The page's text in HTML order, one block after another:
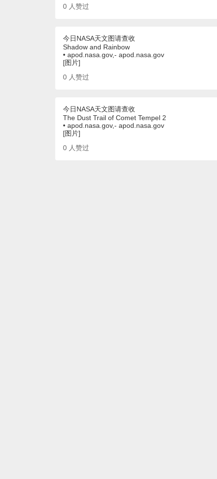
0 人赞过
今日NASA天文图请查收
Shadow and Rainbow
• apod.nasa.gov,- apod.nasa.gov
[图片]
0 人赞过
今日NASA天文图请查收
The Dust Trail of Comet Tempel 2
• apod.nasa.gov,- apod.nasa.gov
[图片]
0 人赞过